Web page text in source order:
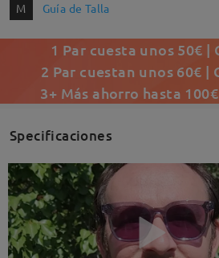
M Guía de Talla
1 Par cuesta unos 50€ |
2 Par cuestan unos 60€ |
3+ Más ahorro hasta
Specificaciones